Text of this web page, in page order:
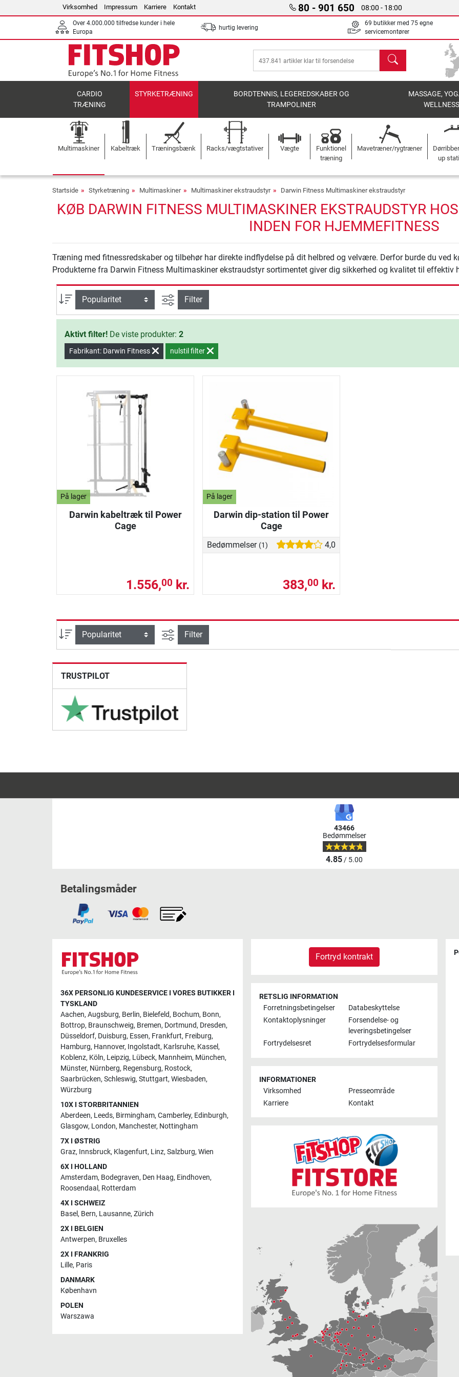
Virksomhed Impressum Karriere Kontakt 80 - 901 650 08:00 - 18:00
Over 4.000.000 tilfredse kunder i hele
Europa
hurtig levering
69 butikker med 75 egne
servicemontører
søg
CARDIO
TRÆNING
STYRKETRÆNING
BORDTENNIS, LEGEREDSKABER OG
TRAMPOLINER
MASSAGE,
WELLNESS
Multimaskiner Kabeltræk Træningsbænk Racks/vægtstativer Vægte
Funktionel
træning
Mavetræner/rygtræner
up
Startside Styrketræning Multimaskiner Multimaskiner ekstraudstyr Darwin Fitness Multimaskiner ekstraudstyr
KØB DARWIN FITNESS MULTIMASKINER EKSTRAUDSTYR
INDEN FOR HJEMMEFITNESS
Træning med fitnessredskaber og tilbehør har direkte indflydelse på dit helbred og velvære. Derfor burde du ved
Produkterne fra Darwin Fitness Multimaskiner ekstraudstyr sortimentet giver dig sikkerhed og kvalitet til effektiv
sortering Avanceret søgning
Filter
Aktivt filter! De viste produkter: 2
Fabrikant: Darwin Fitness nulstil filter
På lager
Darwin kabeltræk til Power
Cage
1.556,00 kr.
På lager
Darwin dip-station til Power
Cage
Bedømmelser (1) 4,0
383,00 kr.
sortering Avanceret søgning
Filter
TRUSTPILOT
43466
Bedømmelser
4.85/ 5.00
Betalingsmåder
36X PERSONLIG KUNDESERVICE I VORES BUTIKKER I
TYSKLAND
Aachen, Augsburg, Berlin, Bielefeld, Bochum, Bonn,
Bottrop, Braunschweig, Bremen, Dortmund, Dresden,
Düsseldorf, Duisburg, Essen, Frankfurt, Freiburg,
Hamburg, Hannover, Ingolstadt, Karlsruhe, Kassel,
Koblenz, Köln, Leipzig, Lübeck, Mannheim, München,
Münster, Nürnberg, Regensburg, Rostock,
Saarbrücken, Schleswig, Stuttgart, Wiesbaden,
Würzburg
10X I STORBRITANNIEN
Aberdeen, Leeds, Birmingham, Camberley, Edinburgh,
Glasgow, London, Manchester, Nottingham
7X I ØSTRIG
Graz, Innsbruck, Klagenfurt, Linz, Salzburg, Wien
6X I HOLLAND
Amsterdam, Bodegraven, Den Haag, Eindhoven,
Roosendaal , Rotterdam
4X I SCHWEIZ
Basel, Bern, Lausanne, Zürich
2X I BELGIEN
Antwerpen, Bruxelles
2X I FRANKRIG
Lille, Paris
DANMARK
København
POLEN
Warszawa
Fortryd kontrakt
RETSLIG INFORMATION
Forretningsbetingelser
Databeskyttelse
Kontaktoplysninger
Forsendelse- og
leveringsbetingelser
Fortrydelsesret
Fortrydelsesformular
INFORMATIONER
Virksomhed
Presseområde
Karriere
Kontakt